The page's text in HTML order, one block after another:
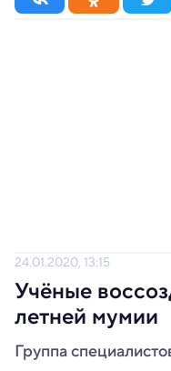
24.01.2020, 13:15
Учёные
летней мумии
Группа